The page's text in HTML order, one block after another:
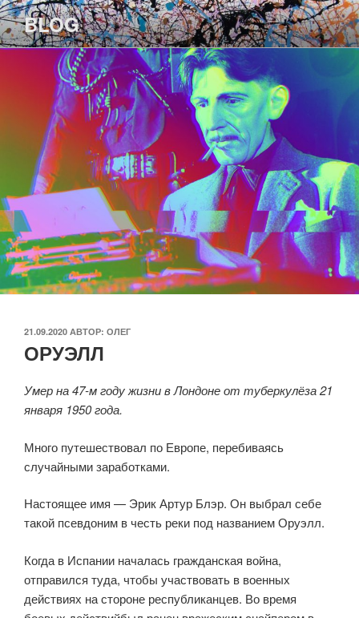
Перейти
к
содержимому
BLOG
ОПУБЛИКОВАНО
21.09.2020 АВТОР: ОЛЕГ
ОРУЭЛЛ
Умер на 47-м году жизни в Лондоне от туберкулёза 21
января 1950 года.
Много путешествовал по Европе, перебиваясь
случайными заработками.
Настоящее имя — Эрик Артур Блэр. Он выбрал себе
такой псевдоним в честь реки под названием Оруэлл.
Когда в Испании началась гражданская война,
отправился туда, чтобы участвовать в военных
действиях на стороне республиканцев. Во время